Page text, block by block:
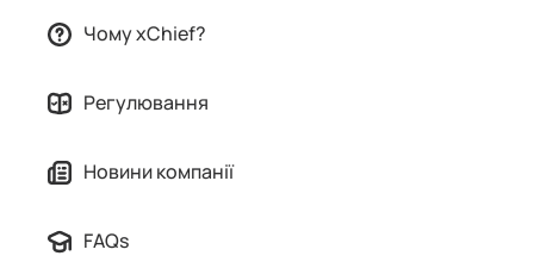
Партнерська програма
Чому xChief?
Регулювання
Новини компанії
FAQs